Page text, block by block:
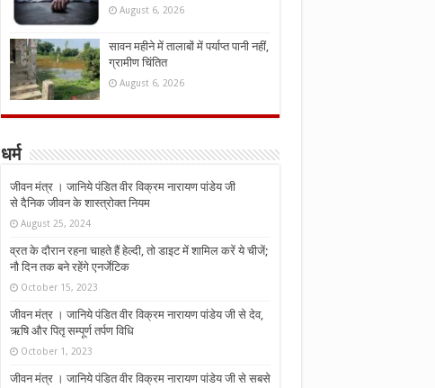
August 6, 2026
सावन महीने में तालाबों में पर्याप्त पानी नहीं,
ग्रामीण चिंतित
August 6, 2026
धर्म
जीवन मंत्र । जानिये पंडित वीर विक्रम नारायण पांडेय जी
से दैनिक जीवन के शास्त्रोक्त नियम
August 25, 2024
व्रत के दौरान रहना चाहते हैं हेल्दी, तो डाइट में शामिल करें ये चीजें;
नौ दिन तक बने रहेंगे एनर्जेटिक
October 15, 2023
जीवन मंत्र । जानिये पंडित वीर विक्रम नारायण पांडेय जी से देव,
ऋषि और पितृ सम्पूर्ण तर्पण विधि
October 1, 2023
जीवन मंत्र । जानिये पंडित वीर विक्रम नारायण पांडेय जी से सबसे